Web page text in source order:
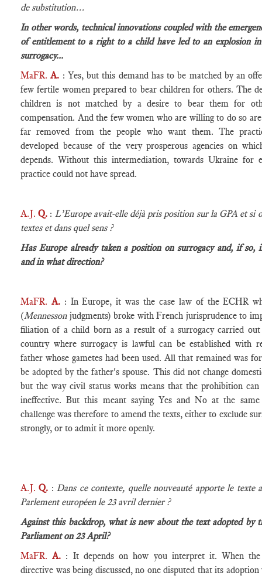
de substitution…
In other words, technical innovations coupled with the
of entitlement to a right to a child have led to an explosion
surrogacy...
MaFR.A. : Yes, but this demand has to be matched by an
few fertile women prepared to bear children for others. The
children is not matched by a desire to bear them for
compensation. And the few women who are willing to do so
far removed from the people who want them. The
developed because of the very prosperous agencies on
depends. Without this intermediation, towards Ukraine for
practice could not have spread.
A.J.Q. : L’Europe avait-elle déjà pris position sur la GPA et si
textes et dans quel sens ?
Has Europe already taken a position on surrogacy and, if so,
and in what direction?
MaFR. A.: In Europe, it was the case law of the ECHR
(Mennessonjudgments) broke with French jurisprudence to
filiation of a child born as a result of a surrogacy carried
country where surrogacy is lawful can be established with
father whose gametes had been used. All that remained was
be adopted by the father's spouse. This did not change
but the way civil status works means that the prohibition can
ineffective. But this meant saying Yes and No at the
challenge was therefore to amend the texts, either to exclude
strongly, or to admit it more openly.
A.J.Q. :Dans ce contexte, quelle nouveauté apporte le texte
Parlement européen le 23 avril dernier ?
Against this backdrop, what is new about the text adopted by
Parliament on 23 April?
MaFR.A. : It depends on how you interpret it. When
directive was being discussed, no one disputed that its